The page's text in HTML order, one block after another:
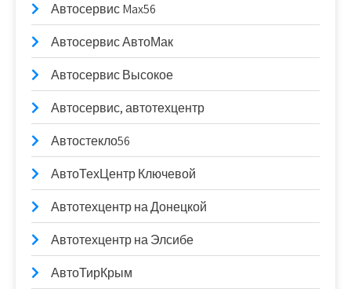
Автосервис Max56
Автосервис АвтоМак
Автосервис Высокое
Автосервис, автотехцентр
Автостекло56
АвтоТехЦентр Ключевой
Автотехцентр на Донецкой
Автотехцентр на Элсибе
АвтоТирКрым